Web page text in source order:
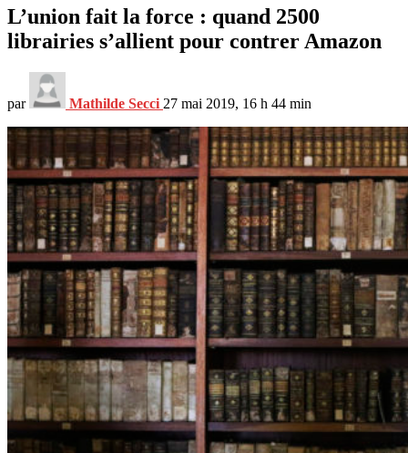
L’union fait la force : quand 2500
librairies s’allient pour contrer Amazon
par Mathilde Secci 27 mai 2019, 16 h 44 min